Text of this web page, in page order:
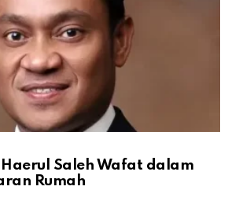
Saleh Wafat dalam
Rumah